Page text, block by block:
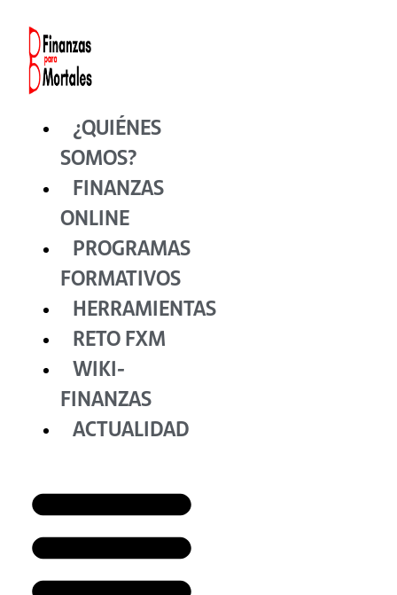
contenido
¿QUIÉNES
SOMOS?
FINANZAS
ONLINE
PROGRAMAS
FORMATIVOS
HERRAMIENTAS
RETO FXM
WIKI-
FINANZAS
ACTUALIDAD